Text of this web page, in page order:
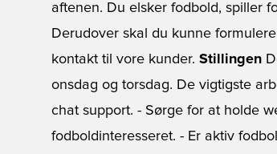
aftenen. Du elsker fodbold, spiller
Derudover skal du kunne
kontakt til vore kunder. Stillingen
onsdag og torsdag. De vigtigste
chat support. - Sørge for at holde
fodboldinteresseret. - Er aktiv